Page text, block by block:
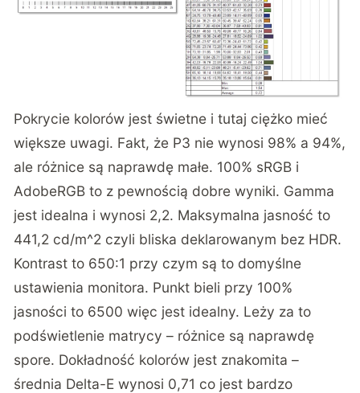
Pokrycie kolorów jest świetne i tutaj ciężko mieć
większe uwagi. Fakt, że P3 nie wynosi 98% a 94%,
ale różnice są naprawdę małe. 100% sRGB i
AdobeRGB to z pewnością dobre wyniki. Gamma
jest idealna i wynosi 2,2. Maksymalna jasność to
441,2 cd/m^2 czyli bliska deklarowanym bez HDR.
Kontrast to 650:1 przy czym są to domyślne
ustawienia monitora. Punkt bieli przy 100%
jasności to 6500 więc jest idealny. Leży za to
podświetlenie matrycy – różnice są naprawdę
spore. Dokładność kolorów jest znakomita –
średnia Delta-E wynosi 0,71 co jest bardzo